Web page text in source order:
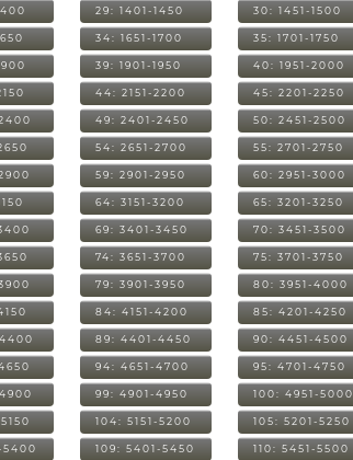
29: 1401-1450 30: 1451-1500
34: 1651-1700 35: 1701-1750
39: 1901-1950 40: 1951-2000
44: 2151-2200 45: 2201-2250
49: 2401-2450 50: 2451-2500
54: 2651-2700 55: 2701-2750
59: 2901-2950 60: 2951-3000
64: 3151-3200 65: 3201-3250
69: 3401-3450 70: 3451-3500
74: 3651-3700 75: 3701-3750
79: 3901-3950 80: 3951-4000
84: 4151-4200 85: 4201-4250
89: 4401-4450 90: 4451-4500
94: 4651-4700 95: 4701-4750
99: 4901-4950 100: 4951-5000
104: 5151-5200 105: 5201-5250
5400 109: 5401-5450 110: 5451-5500